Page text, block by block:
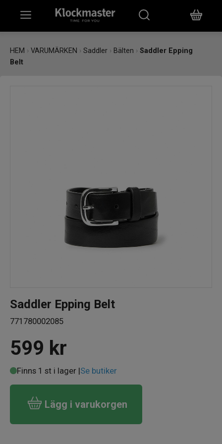
PRESENTKORT
HEM › VARUMÄRKEN › Saddler › Bälten › Saddler Epping
Belt
Saddler Epping Belt
771780002085
599 kr
Finns 1 st i lager |Se butiker
Lägg i varukorgen